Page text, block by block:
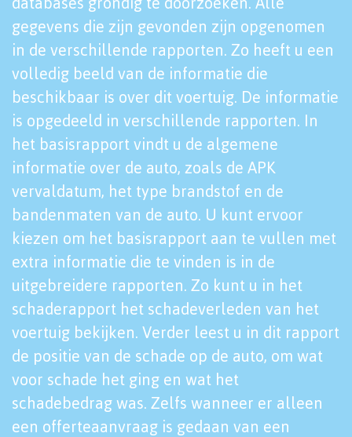
gegevens die zijn gevonden zijn opgenomen
in de verschillende rapporten. Zo heeft u een
volledig beeld van de informatie die
beschikbaar is over dit voertuig. De informatie
is opgedeeld in verschillende rapporten. In
het basisrapport vindt u de algemene
informatie over de auto, zoals de APK
vervaldatum, het type brandstof en de
bandenmaten van de auto. U kunt ervoor
kiezen om het basisrapport aan te vullen met
extra informatie die te vinden is in de
uitgebreidere rapporten. Zo kunt u in het
schaderapport het schadeverleden van het
voertuig bekijken. Verder leest u in dit rapport
de positie van de schade op de auto, om wat
voor schade het ging en wat het
schadebedrag was. Zelfs wanneer er alleen
een offerteaanvraag is gedaan van een